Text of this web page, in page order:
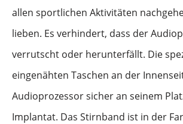
allen sportlichen Aktivitäten
lieben. Es verhindert, dass der
verrutscht oder herunterfällt. Die
eingenähten Taschen an der
Audioprozessor sicher an seinem
Implantat. Das Stirnband ist in der